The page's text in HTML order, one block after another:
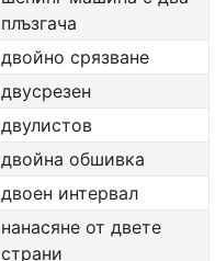
плъзгача
двойно срязване
двусрезен
двулистов
двойна обшивка
двоен интервал
нанасяне от двете
страни